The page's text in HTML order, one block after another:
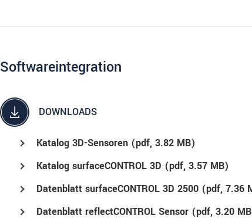
Softwareintegration
DOWNLOADS
Katalog 3D-Sensoren (pdf, 3.82 MB)
Katalog surfaceCONTROL 3D (pdf, 3.57 MB)
Datenblatt surfaceCONTROL 3D 2500 (pdf, 7.36
Datenblatt reflectCONTROL Sensor (pdf, 3.20